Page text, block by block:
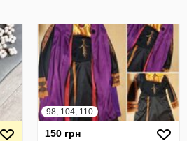
98, 104, 110
150 грн